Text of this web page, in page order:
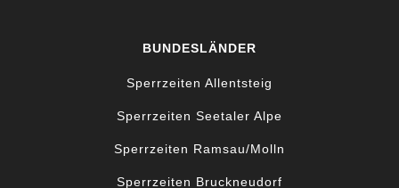
BUNDESLÄNDER
Sperrzeiten Allentsteig
Sperrzeiten Seetaler Alpe
Sperrzeiten Ramsau/Molln
Sperrzeiten Bruckneudorf